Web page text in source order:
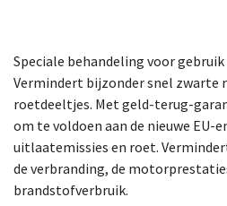
Speciale behandeling voor
Vermindert bijzonder snel zwarte
roetdeeltjes. Met geld-terug-
om te voldoen aan de nieuwe EU-
uitlaatemissies en roet.
de verbranding, de
brandstofverbruik.